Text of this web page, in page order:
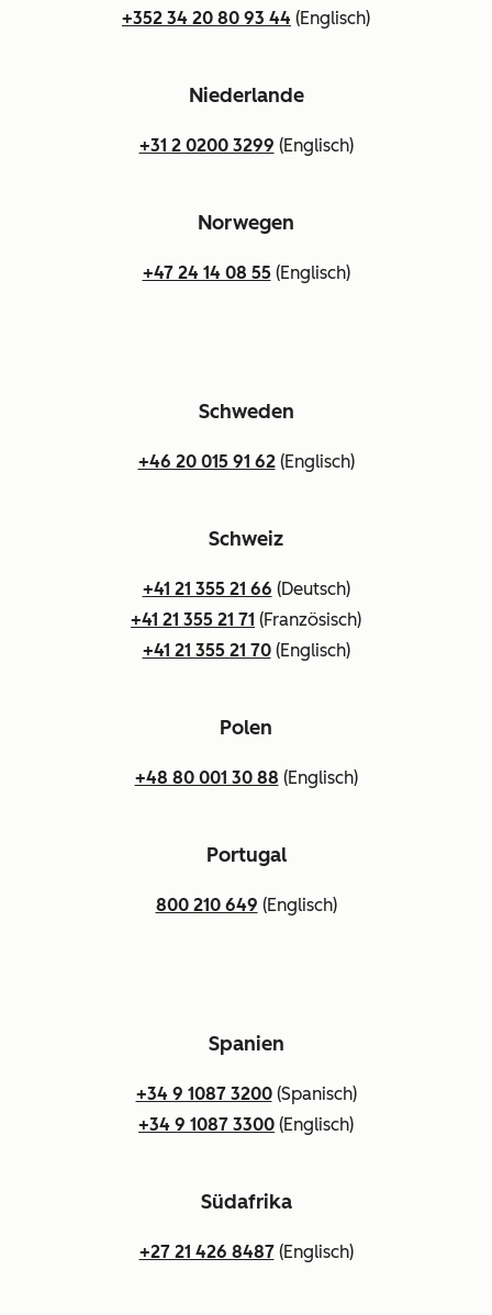
+352 34 20 80 93 44 (Englisch)
Niederlande
+31 2 0200 3299 (Englisch)
Norwegen
+47 24 14 08 55(Englisch)
Schweden
+46 20 015 91 62(Englisch)
Schweiz
+41 21 355 21 66 (Deutsch)
+41 21 355 21 71 (Französisch)
+41 21 355 21 70(Englisch)
Polen
+48 80 001 30 88 (Englisch)
Portugal
800 210 649 (Englisch)
Spanien
+34 9 1087 3200(Spanisch)
+34 9 1087 3300 (Englisch)
Südafrika
+27 21 426 8487(Englisch)